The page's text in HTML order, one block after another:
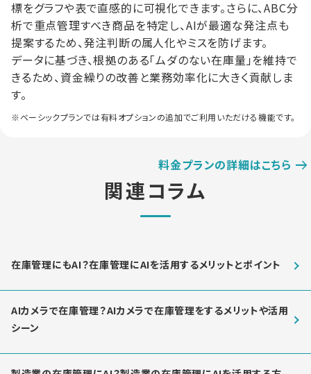
標をグラフや表で直感的に可視化できます。さらに、ABC分
析で重点管理すべき商品を特定し、AIが最適な発注点も
提案するため、発注判断の属人化やミスを防げます。
データに基づき、根拠のある「ムダのない在庫量」を維持で
きるため、資金繰りの改善と業務効率化に大きく貢献しま
す。
※ベーシックプランでは有料オプションの追加でご利用いただける機能です。
料金プランの詳細はこちら
関連コラム
在庫管理にもAI？在庫管理にAIを活用するメリットとポイント
AIカメラで在庫管理？AIカメラで在庫管理をするメリットや活用
シーン